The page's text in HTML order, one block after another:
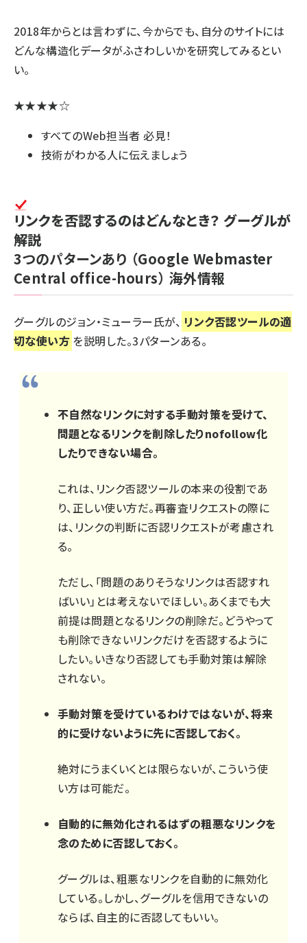
2018年からとは言わずに、今からでも、自分のサイトには
どんな構造化データがふさわしいかを研究してみるとい
い。
★★★★☆
すべてのWeb担当者 必見！
技術がわかる人に伝えましょう
リンクを否認するのはどんなとき？ グーグルが
解説
3つのパターンあり （Google Webmaster
Central office-hours） 海外情報
グーグルのジョン・ミューラー氏が、 リンク否認ツールの適
切な使い方 を説明した。3パターンある。
不自然なリンクに対する手動対策を受けて、
問題となるリンクを削除したりnofollow化
したりできない場合。
これは、リンク否認ツールの本来の役割であ
り、正しい使い方だ。再審査リクエストの際に
は、リンクの判断に否認リクエストが考慮され
る。
ただし、「問題のありそうなリンクは否認すれ
ばいい」とは考えないでほしい。あくまでも大
前提は問題となるリンクの削除だ。どうやって
も削除できないリンクだけを否認するように
したい。いきなり否認しても手動対策は解除
されない。
手動対策を受けているわけではないが、将来
的に受けないように先に否認しておく。
絶対にうまくいくとは限らないが、こういう使
い方は可能だ。
自動的に無効化されるはずの粗悪なリンクを
念のために否認しておく。
グーグルは、粗悪なリンクを自動的に無効化
している。しかし、グーグルを信用できないの
ならば、自主的に否認してもいい。